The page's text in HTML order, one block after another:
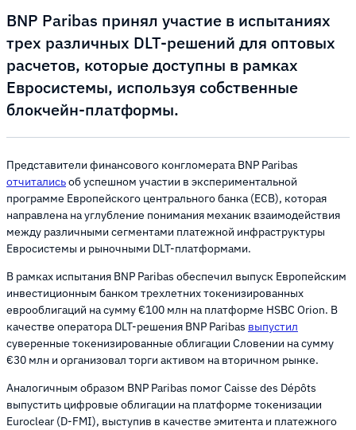
BNP Paribas принял участие в испытаниях
трех различных DLT-решений для оптовых
расчетов, которые доступны в рамках
Евросистемы, используя собственные
блокчейн-платформы.
Представители финансового конгломерата BNP Paribas
отчиталисьоб успешном участии в экспериментальной
программе Европейского центрального банка (ECB), которая
направлена ​​на углубление понимания механик взаимодействия
между различными сегментами платежной инфраструктуры
Евросистемы и рыночными DLT-платформами.
В рамках испытания BNP Paribas обеспечил выпуск Европейским
инвестиционным банком трехлетних токенизированных
еврооблигаций на сумму €100 млн на платформе HSBC Orion. В
качестве оператора DLT-решения BNP Paribas выпустил
суверенные токенизированные облигации Словении на сумму
€30 млн и организовал торги активом на вторичном рынке.
Аналогичным образом BNP Paribas помог Caisse des Dépôts
выпустить цифровые облигации на платформе токенизации
Euroclear (D-FMI), выступив в качестве эмитента и платежного